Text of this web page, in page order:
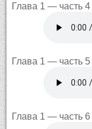
Глава 1 — часть 4
Глава 1 — часть 5
Глава 1 — часть 6